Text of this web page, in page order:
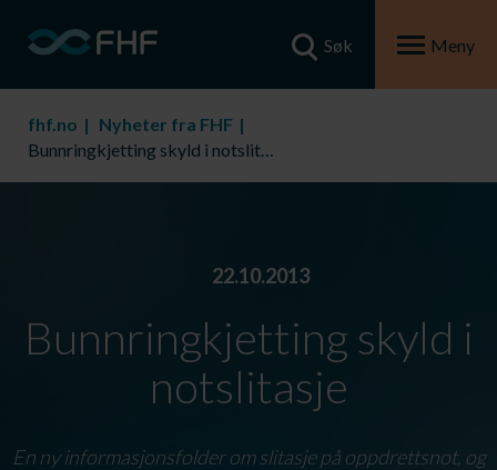
Søk Meny
fhf.no
Nyheter fra FHF
Bunnringkjetting skyld i notslitasje
22.10.2013
Bunnringkjetting skyld i
notslitasje
En ny informasjonsfolder om slitasje på oppdrettsnot, og